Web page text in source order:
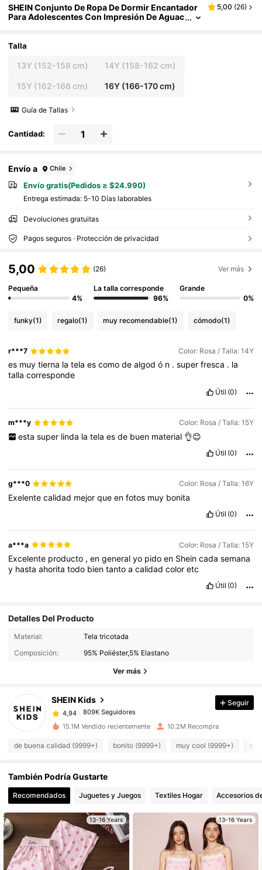
SHEIN Conjunto De Ropa De Dormir Encantador
Para Adolescentes Con Impresión De Aguac
5,00 (26)
Talla
13Y (152-158 cm) 14Y (158-162 cm)
15Y (162-166 cm) 16Y (166-170 cm)
Guía de Tallas
Cantidad:
Envío a Chile
Envío gratis(Pedidos ≥ $24.990)
Entrega estimada: 5-10 Días laborables
Devoluciones gratuitas
Pagos seguros · Protección de privacidad
5,00 (26) Ver más
Pequeña
4%
La talla corresponde
96%
Grande
0%
funky(1) regalo(1) muy recomendable(1) cómodo(1)
r***7 Color: Rosa / Talla: 14Y
es muytierna latelaescomodealgodó n .superfresca . la
tallacorresponde
Útil (0)
m***y Color: Rosa / Talla: 15Y
esta super linda la tela es de buen material 👌😊
Útil (0)
g***0 Color: Rosa / Talla: 16Y
Exelentecalidad mejorqueenfotos muy bonita
Útil (0)
a***a Color: Rosa / Talla: 15Y
Excelente producto ,engeneralyo pidoen Sheincadasemana
y hastaahoritatodo bientantoacalidadcoloretc
Útil (0)
Detalles Del Producto
Material:
Tela tricotada
Composición:
95% Poliéster,5% Elastano
Ver más
SHEIN Kids
809K Seguidores
4,94
809K Seguidores
t***opagóHace 1 día
4,94
4,94 809K Seguidores
4,94 809K Seguidores
4,94 809K Seguidores
Seguir
15.1M Vendido recientemente 10.2M Recompra
de buena calidad (9999+) bonito (9999+) muy cool (9999+)
También Podría Gustarte
Recomendados Juguetes y Juegos Textiles Hogar Accesorios
13-16 Years 13-16 Years